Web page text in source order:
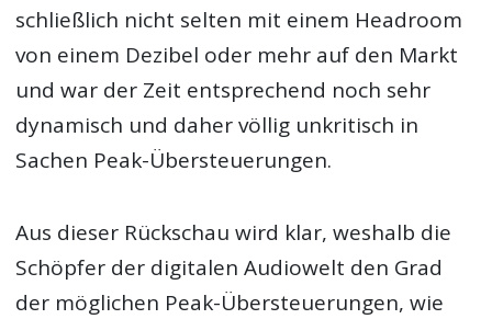
schließlich nicht selten mit einem Headroom
von einem Dezibel oder mehr auf den Markt
und war der Zeit entsprechend noch sehr
dynamisch und daher völlig unkritisch in
Sachen Peak-Übersteuerungen.
Aus dieser Rückschau wird klar, weshalb die
Schöpfer der digitalen Audiowelt den Grad
der möglichen Peak-Übersteuerungen, wie